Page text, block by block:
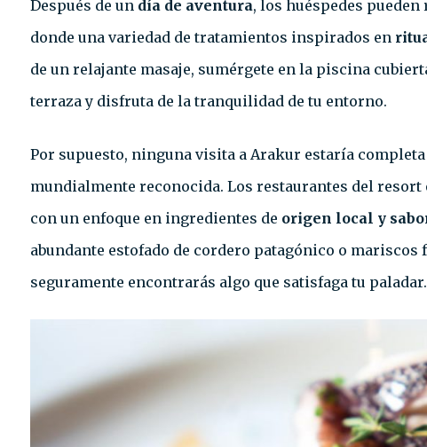
Después de un día de aventura, los huéspedes
donde una variedad de tratamientos inspirados en
de un relajante masaje, sumérgete en la piscina
terraza y disfruta de la tranquilidad de tu entorno.
Por supuesto, ninguna visita a Arakur estaría
mundialmente reconocida. Los restaurantes del
con un enfoque en ingredientes de origen local y
abundante estofado de cordero patagónico o mariscos
seguramente encontrarás algo que satisfaga tu paladar.